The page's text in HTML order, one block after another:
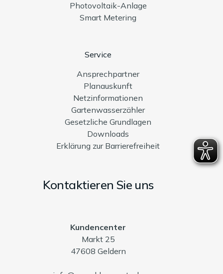
Photovoltaik-Anlage
Smart Metering
Service
Ansprechpartner
Planauskunft
Netzinformationen
Gartenwasserzähler
Gesetzliche Grundlagen
Downloads
Erklärung zur Barrierefreiheit
Kontaktieren Sie uns
Kundencenter
Markt 25
47608 Geldern